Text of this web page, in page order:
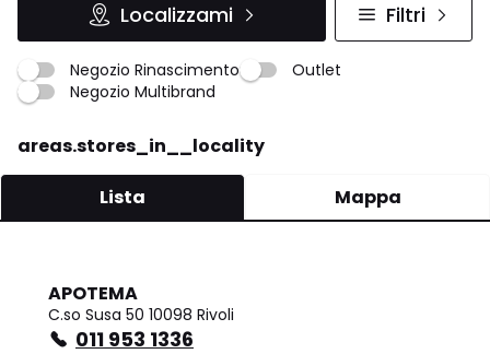
Localizzami Filtri
Negozio Rinascimento
Outlet
Negozio Multibrand
areas.stores_in__locality
Lista Mappa
APOTEMA
C.so Susa 50 10098 Rivoli
011 953 1336